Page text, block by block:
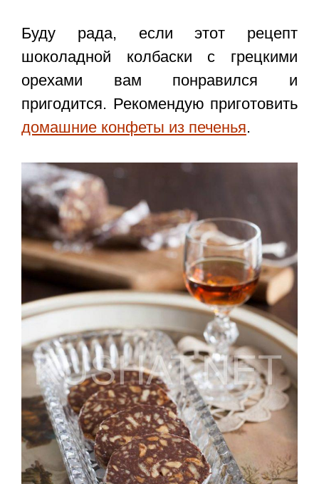
Буду рада, если этот рецепт
шоколадной колбаски с грецкими
орехами вам понравился и
пригодится. Рекомендую приготовить
домашние конфеты из печенья.